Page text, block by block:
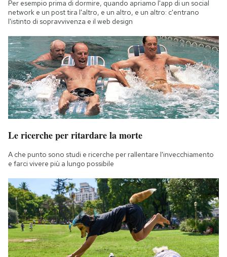
Hai bisogno di aiuto?
Esci
Per esempio prima di dormire, quando apriamo l'app di un social
network e un post tira l'altro, e un altro, e un altro: c'entrano
l'istinto di sopravvivenza e il web design
Le ricerche per ritardare la morte
A che punto sono studi e ricerche per rallentare l'invecchiamento
e farci vivere più a lungo possibile